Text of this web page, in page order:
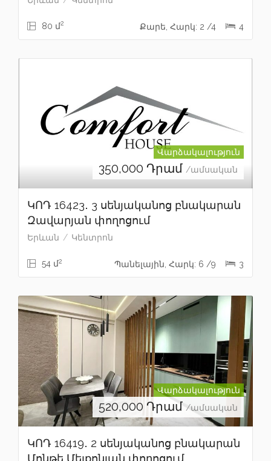
80 մ2 Քարե, Հարկ: 2 /4 4
Վարձակալություն
350,000 Դրամ /ամսական
ԿՈԴ 16423․ 3 սենյականոց բնակարան
Զավարյան փողոցում
Երևան Կենտրոն
54 մ2 Պանելային, Հարկ: 6 /9 3
Վարձակալություն
520,000 Դրամ /ամսական
ԿՈԴ 16419․ 2 սենյականոց բնակարան
Մոնթե Մելքոնյան փողոցում